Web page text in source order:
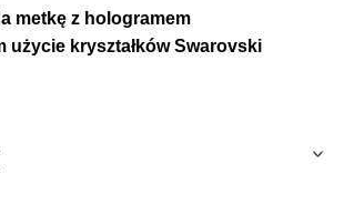
metkę z hologramem
użycie kryształków Swarovski